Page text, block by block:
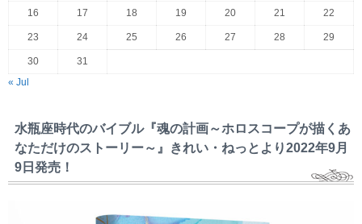
16 17 18 19 20 21 22
23 24 25 26 27 28 29
30
31
« Jul
水瓶座時代のバイブル『魂の計画～ホロスコープが描くあ
なただけのストーリー～』きれい・ねっとより2022年9月
9日発売！